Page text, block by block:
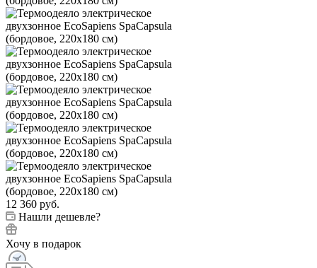
12 360 руб.
Нашли дешевле?
Хочу в подарок